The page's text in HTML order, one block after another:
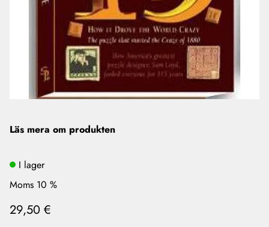
Läs mera om produkten
I lager
Moms 10 %
29,50 €